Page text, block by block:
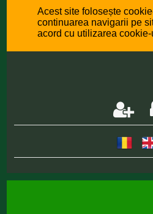
Acest site folosește
continuarea navigarii pe
acord cu utilizarea cookie-